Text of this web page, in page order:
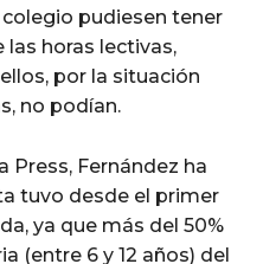
pudiesen tener
las horas lectivas,
por la situación
no podían.
Press, Fernández ha
tuvo desde el primer
ya que más del 50%
(entre 6 y 12 años) del